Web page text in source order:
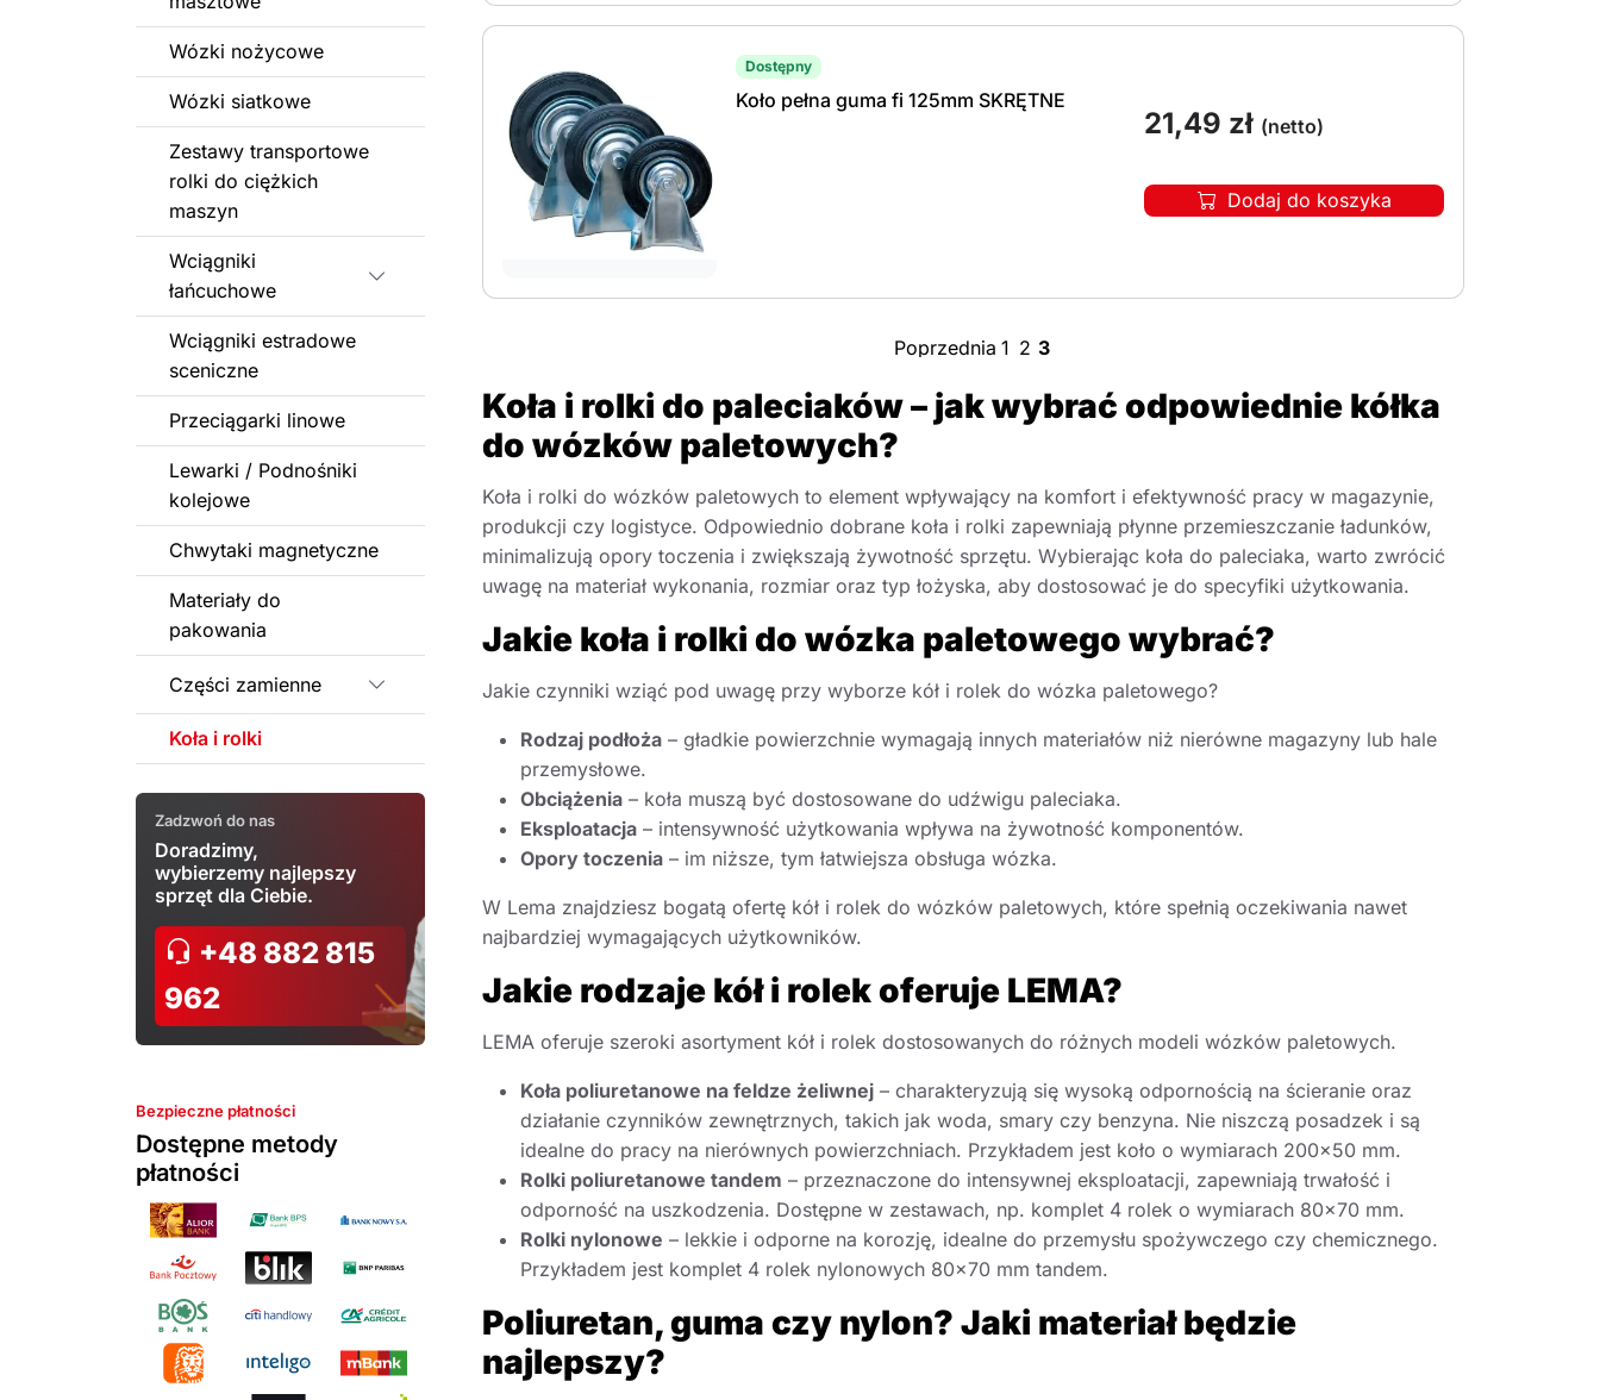
Wózki nożycowe
Wózki siatkowe
Zestawy transportowe
rolki do ciężkich
maszyn
Wciągniki
łańcuchowe
Rozwiń podkategorie
Wciągniki estradowe
sceniczne
Przeciągarki linowe
Lewarki / Podnośniki
kolejowe
Chwytaki magnetyczne
Materiały do
pakowania
Części zamienne
Rozwiń podkategorie
Koła i rolki
Zadzwoń do nas
Doradzimy,
wybierzemy najlepszy
sprzęt dla Ciebie.
+48 882 815
962
Bezpieczne płatności
Dostępne metody
płatności
Dostępny
Koło pełna guma fi 125mm SKRĘTNE
21,49 zł (netto)
Dodaj do koszyka
Poprzednia 1 2 3
Koła i rolki do paleciaków – jak wybrać odpowiednie kółka
do wózków paletowych?
Koła i rolki do wózków paletowych to element wpływający na komfort i efektywność pracy w magazynie,
produkcji czy logistyce. Odpowiednio dobrane koła i rolki zapewniają płynne przemieszczanie ładunków,
minimalizują opory toczenia i zwiększają żywotność sprzętu. Wybierając koła do paleciaka, warto zwrócić
uwagę na materiał wykonania, rozmiar oraz typ łożyska, aby dostosować je do specyfiki użytkowania.
Jakie koła i rolki do wózka paletowego wybrać?
Jakie czynniki wziąć pod uwagę przy wyborze kół i rolek do wózka paletowego?
Rodzaj podłoża – gładkie powierzchnie wymagają innych materiałów niż nierówne magazyny lub hale
przemysłowe.
Obciążenia – koła muszą być dostosowane do udźwigu paleciaka.
Eksploatacja – intensywność użytkowania wpływa na żywotność komponentów.
Opory toczenia – im niższe, tym łatwiejsza obsługa wózka.
W Lema znajdziesz bogatą ofertę kół i rolek do wózków paletowych, które spełnią oczekiwania nawet
najbardziej wymagających użytkowników.
Jakie rodzaje kół i rolek oferuje LEMA?
LEMA oferuje szeroki asortyment kół i rolek dostosowanych do różnych modeli wózków paletowych.
Koła poliuretanowe na feldze żeliwnej – charakteryzują się wysoką odpornością na ścieranie oraz
działanie czynników zewnętrznych, takich jak woda, smary czy benzyna. Nie niszczą posadzek i są
idealne do pracy na nierównych powierzchniach. Przykładem jest koło o wymiarach 200×50 mm.
Rolki poliuretanowe tandem – przeznaczone do intensywnej eksploatacji, zapewniają trwałość i
odporność na uszkodzenia. Dostępne w zestawach, np. komplet 4 rolek o wymiarach 80×70 mm.
Rolki nylonowe – lekkie i odporne na korozję, idealne do przemysłu spożywczego czy chemicznego.
Przykładem jest komplet 4 rolek nylonowych 80×70 mm tandem.
Poliuretan, guma czy nylon? Jaki materiał będzie
najlepszy?